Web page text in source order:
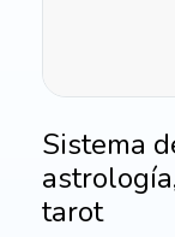
Sistema
tarot